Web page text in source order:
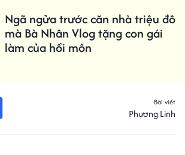
Ngã ngửa trước căn nhà triệu đô
mà Bà Nhân Vlog tặng con gái
làm của hồi môn
Bài viết
Phương Linh